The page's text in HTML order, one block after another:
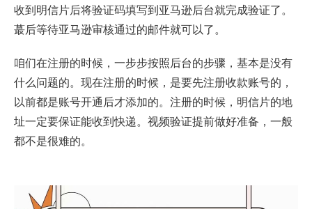
收到明信片后将验证码填写到亚马逊后台就完成验证了。
蕞后等待亚马逊审核通过的邮件就可以了。
咱们在注册的时候，一步步按照后台的步骤，基本是没有
什么问题的。现在注册的时候，是要先注册收款账号的，
以前都是账号开通后才添加的。注册的时候，明信片的地
址一定要保证能收到快递。视频验证提前做好准备，一般
都不是很难的。